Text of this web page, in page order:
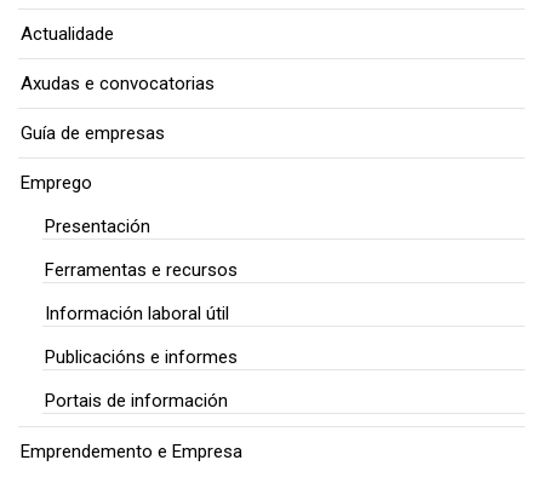
Actualidade
Axudas e convocatorias
Guía de empresas
Emprego
Presentación
Ferramentas e recursos
Información laboral útil
Publicacións e informes
Portais de información
Emprendemento e Empresa